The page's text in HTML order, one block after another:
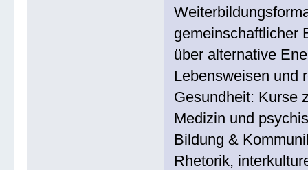
gemeinschaftlicher
über alternative
Lebensweisen und
Gesundheit: Kurse
Medizin und
Bildung &
Rhetorik,